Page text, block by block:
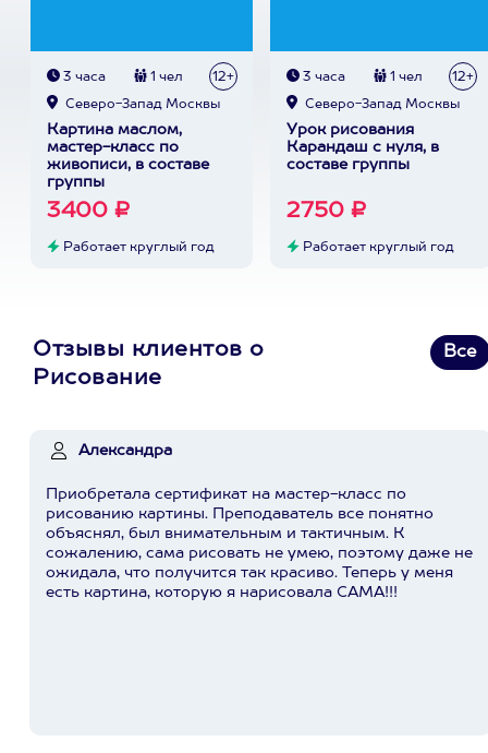
3 часа 1 чел 12+
Северо-Запад Москвы
Картина маслом,
мастер-класс по
живописи, в составе
группы
3400 ₽
Работает круглый год
3 часа 1 чел 12+
Северо-Запад Москвы
Урок рисования
Карандаш с нуля, в
составе группы
2750 ₽
Работает круглый год
Отзывы клиентов о
Рисование
Все
Александра
Приобретала сертификат на мастер-класс по
рисованию картины. Преподаватель все понятно
объяснял, был внимательным и тактичным. К
сожалению, сама рисовать не умею, поэтому даже не
ожидала, что получится так красиво. Теперь у меня
есть картина, которую я нарисовала САМА!!!